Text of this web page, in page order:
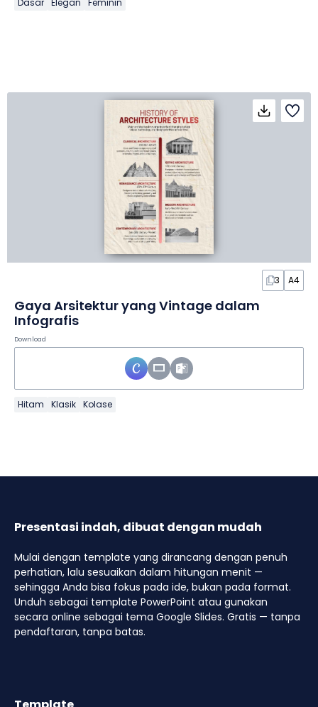
3 A4
Gaya Arsitektur yang Vintage dalam
Infografis
Download
Hitam Klasik Kolase
Presentasi indah, dibuat dengan mudah
Mulai dengan template yang dirancang dengan penuh
perhatian, lalu sesuaikan dalam hitungan menit —
sehingga Anda bisa fokus pada ide, bukan pada format.
Unduh sebagai template PowerPoint atau gunakan
secara online sebagai tema Google Slides. Gratis — tanpa
pendaftaran, tanpa batas.